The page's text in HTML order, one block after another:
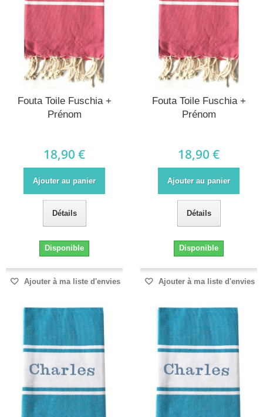
Fouta Toile Fuschia +
Prénom
18,90 €
Ajouter au panier
Détails
Disponible
Ajouter à ma liste d'envies
Fouta Toile Fuschia +
Prénom
18,90 €
Ajouter au panier
Détails
Disponible
Ajouter à ma liste d'envies